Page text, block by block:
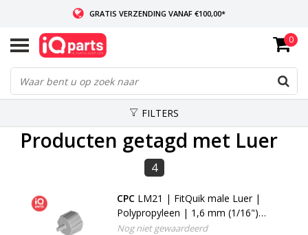
GRATIS VERZENDING VANAF €100,00*
INDIEN VOORRADIG: VOOR 14:00 BESTELD, ZELFDE DAG VERZONDEN
WERELDWIJDE LEVERING
0
FILTERS
Producten getagd met Luer
4
CPC LM21 | FitQuik male Luer |
Polypropyleen | 1,6 mm (1/16")
Slangpilaar
Nog niet gewaardeerd